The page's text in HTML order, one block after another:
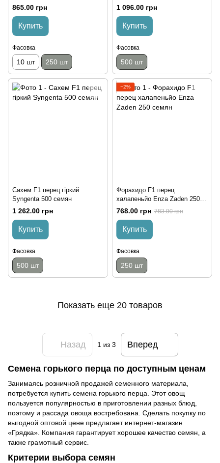
865.00 грн
Купить
Фасовка
10 шт 250 шт
1 096.00 грн
Купить
Фасовка
500 шт
Сахем F1 перец гіркий
Syngenta 500 семян
1 262.00 грн
Купить
Фасовка
500 шт
−2%
Форахидо F1 перец
халапеньйо Enza Zaden 250
семян
768.00 грн 783.00 грн
Купить
Фасовка
250 шт
Показать еще 20 товаров
Назад 1из 3 Вперед
Семена горького перца по доступным ценам
Занимаясь розничной продажей семенного материала,
потребуется купить семена горького перца. Этот овощ
пользуется популярностью в приготовлении разных блюд,
поэтому и рассада овоща востребована. Сделать покупку по
выгодной оптовой цене предлагает интернет-магазин
«Грядка». Компания гарантирует хорошее качество семян, а
также грамотный сервис.
Критерии выбора семян